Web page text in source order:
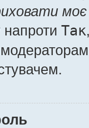
моє
напроти Так